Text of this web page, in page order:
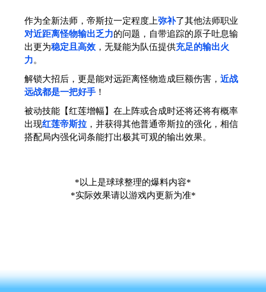
作为全新法师，帝斯拉一定程度上弥补了其他法师职业
对近距离怪物输出乏力的问题，自带追踪的原子吐息输
出更为稳定且高效，无疑能为队伍提供充足的输出火
力。
解锁大招后，更是能对远距离怪物造成巨额伤害， 近战
远战都是一把好手！
被动技能【红莲增幅】在上阵或合成时还将还将有概率
出现红莲帝斯拉，并获得其他普通帝斯拉的强化，相信
搭配局内强化词条能打出极其可观的输出效果。
*以上是球球整理的爆料内容*
*实际效果请以游戏内更新为准*